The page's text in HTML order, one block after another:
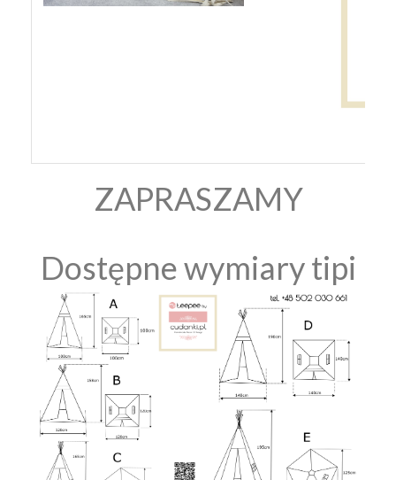
ZAPRASZAMY
Dostępne wymiary tipi